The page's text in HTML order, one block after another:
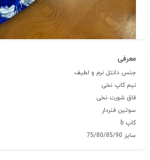
دسته‌بندی
ست شورت و سوتین فنردار دانتل / گیپور
شناسه‌ی کالا: 8901
معرفی
جنس دانتل نرم و لطیف
نیم کاپ نخی
فاق شورت نخی
سوتین فنردار
کاپ b
سایز 75/80/85/90